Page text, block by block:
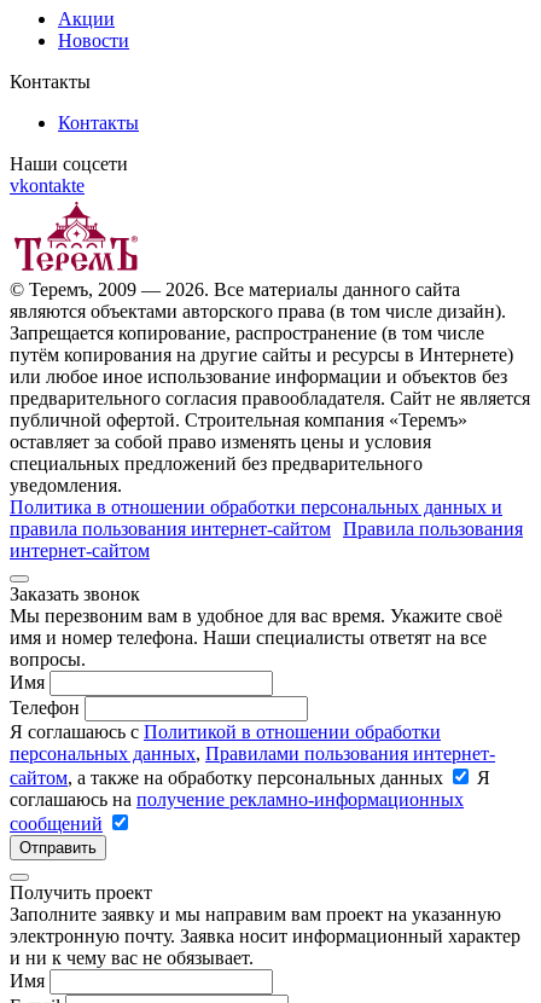
Акции
Новости
Контакты
Контакты
Наши соцсети
vkontakte
© Теремъ, 2009 — 2026. Все материалы данного сайта
являются объектами авторского права (в том числе дизайн).
Запрещается копирование, распространение (в том числе
путём копирования на другие сайты и ресурсы в Интернете)
или любое иное использование информации и объектов без
предварительного согласия правообладателя. Cайт не является
публичной офертой. Строительная компания «Теремъ»
оставляет за собой право изменять цены и условия
специальных предложений без предварительного
уведомления.
Политика в отношении обработки персональных данных и
правила пользования интернет-сайтом Правила пользования
интернет-сайтом
Заказать звонок
Мы перезвоним вам в удобное для вас время. Укажите своё
имя и номер телефона. Наши специалисты ответят на все
вопросы.
Имя
Телефон
Я соглашаюсь с Политикой в отношении обработки
персональных данных, Правилами пользования интернет-
сайтом, а также на обработку персональных данных
Я
соглашаюсь на получение рекламно-информационных
сообщений
Отправить
Получить проект
Заполните заявку и мы направим вам проект на указанную
электронную почту. Заявка носит информационный характер
и ни к чему вас не обязывает.
Имя